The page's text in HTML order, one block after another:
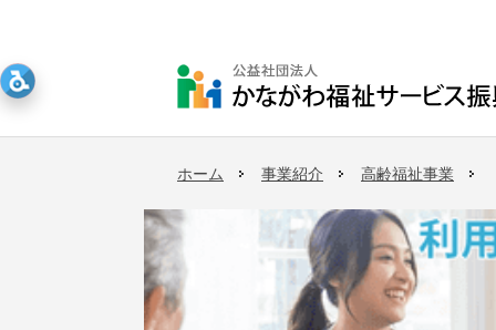
ホーム 事業紹介 高齢福祉事業